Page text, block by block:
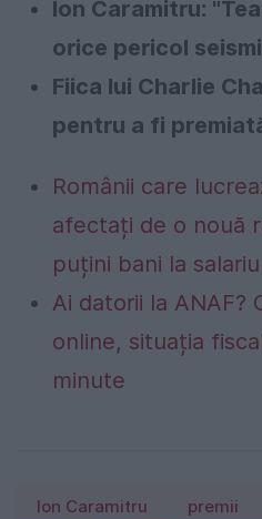
Ion Caramitru:
orice pericol
Fiica lui Charlie
pentru a fi
Românii care
afectați de o nouă
puțini bani la
Ai datorii la ANAF?
online, situația
minute
Ion Caramitru premii